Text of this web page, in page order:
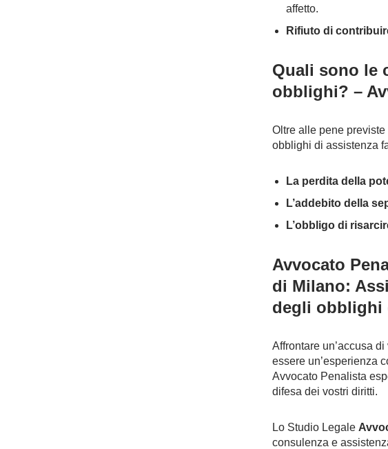
affetto.
Rifiuto di
Quali sono le
obblighi? –
Oltre alle pene
obblighi di assistenza
La perdita della
L’addebito della
L’obbligo di
Avvocato
di Milano:
degli obblighi
Affrontare un’accusa
essere un’esperienza
Avvocato Penalista
difesa dei vostri diritti.
Lo Studio Legale
consulenza e